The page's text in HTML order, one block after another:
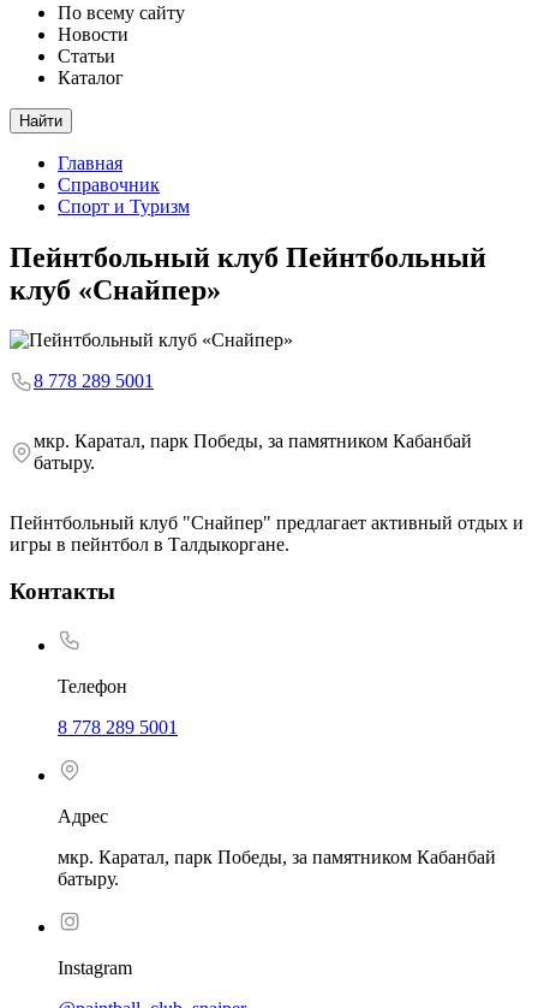
По всему сайту
Новости
Статьи
Каталог
Найти
Главная
Справочник
Спорт и Туризм
Пейнтбольный клуб Пейнтбольный
клуб «Снайпер»
8 778 289 5001
мкр. Каратал, парк Победы, за памятником Кабанбай
батыру.
Пейнтбольный клуб "Снайпер" предлагает активный отдых и
игры в пейнтбол в Талдыкоргане.
Контакты
Телефон
8 778 289 5001
Адрес
мкр. Каратал, парк Победы, за памятником Кабанбай
батыру.
Instagram